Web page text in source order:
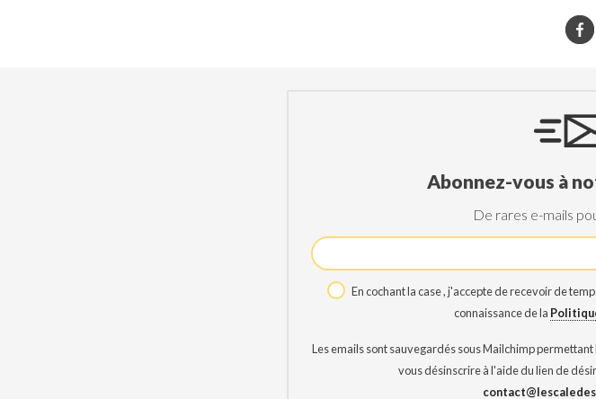
Abonnez-vous à
De rares e-mails
En cochant la case , j'accepte de recevoir de
connaissance de la
Les emails sont sauvegardés sous Mailchimp
vous désinscrire à l'aide du lien de